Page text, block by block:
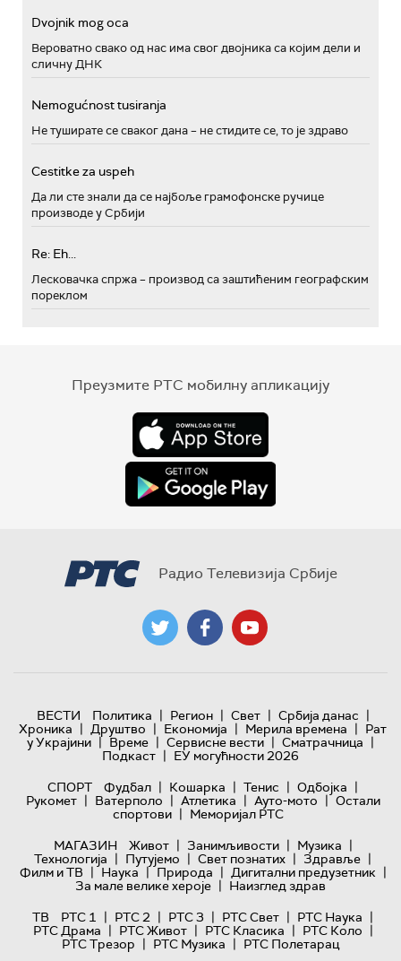
Dvojnik mog oca
Вероватно свако од нас има свог двојника са којим дели и
сличну ДНК
Nemogućnost tusiranja
Не туширате се сваког дана – не стидите се, то је здраво
Cestitke za uspeh
Да ли сте знали да се најбоље грамофонске ручице
производе у Србији
Re: Eh...
Лесковачка спржа – производ са заштићеним географским
пореклом
Преузмите РТС мобилну апликацију
Радио Телевизија Србије
ВЕСТИ Политика | Регион | Свет | Србија данас |
Хроника | Друштво | Економија | Мерила времена | Рат
у Украјини | Време | Сервисне вести | Сматрачница |
Подкаст | ЕУ могућности 2026
СПОРТ
Фудбал | Кошарка | Тенис | Одбојка |
Рукомет | Ватерполо | Атлетика | Ауто-мото | Остали
спортови | Меморијал РТС
МАГАЗИН
Живот | Занимљивости | Музика |
Технологијa | Путујемо | Свет познатих | Здравље |
Филм и ТВ | Наука | Природа | Дигитални предузетник |
За мале велике хероје | Наизглед здрав
ТВ
РТС 1 | РТС 2 | РТС 3 | РТС Свет | РТС Наука |
РТС Драма | РТС Живот | РТС Класика | РТС Коло |
РТС Трезор | РТС Музика | РТС Полетарац